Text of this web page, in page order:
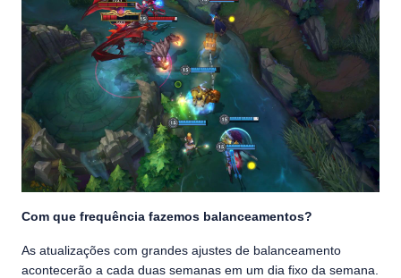
Com que frequência fazemos balanceamentos?
As atualizações com grandes ajustes de balanceamento
acontecerão a cada duas semanas em um dia fixo da semana.